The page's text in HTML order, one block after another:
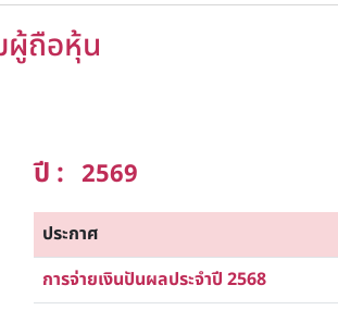
ผู้ถือหุ้น
ปี : 2569
ประกาศ
การจ่ายเงินปันผลประจำปี 2568